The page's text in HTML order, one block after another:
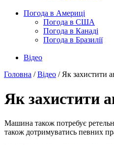
Погода в Америці
Погода в США
Погода в Канаді
Погода в Бразилії
Відео
Головна /Відео / Як захистити
Як захистити
Машина також потребує
також дотримуватись певних